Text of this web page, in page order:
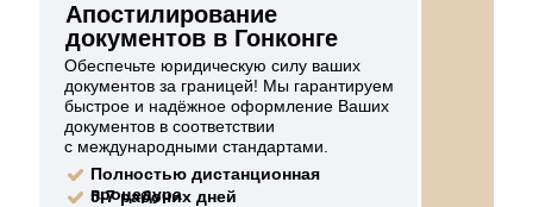
Апостилирование
документов в Гонконге
Полностью дистанционная
процедура
5-7 рабочих дней
Обеспечьте юридическую силу ваших
документов за границей! Мы гарантируем
быстрое и надёжное оформление Ваших
документов в соответствии
с международными стандартами.